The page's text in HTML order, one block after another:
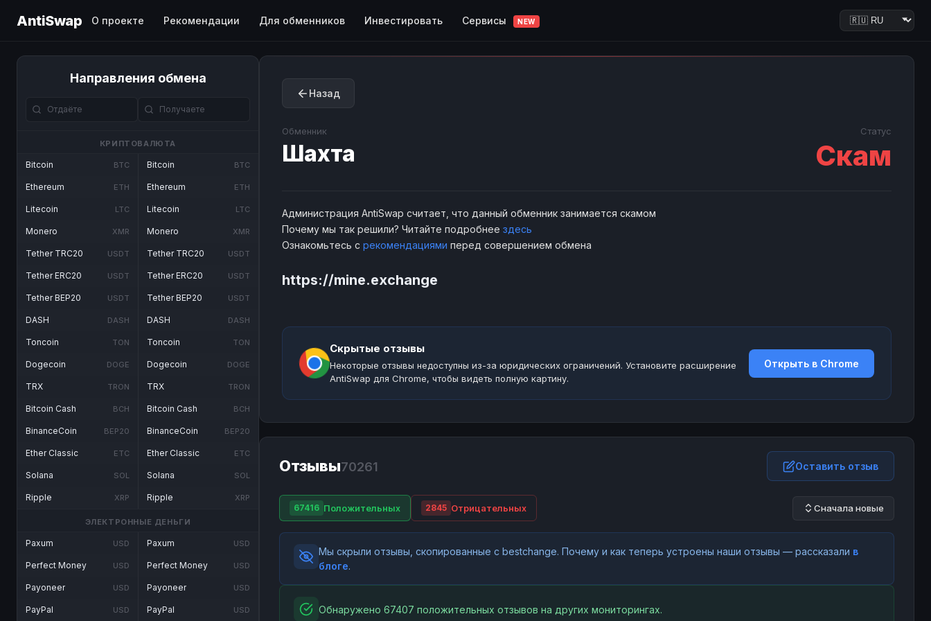
AntiSwap О проекте Рекомендации Для обменников Инвестировать Сервисы NEW
Направления обмена
КРИПТОВАЛЮТА
Bitcoin BTC
Ethereum ETH
Litecoin LTC
Monero XMR
Tether TRC20 USDT
Tether ERC20 USDT
Tether BEP20 USDT
DASH DASH
Toncoin TON
Dogecoin DOGE
TRX TRON
Bitcoin Cash BCH
BinanceCoin BEP20
Ether Classic ETC
Solana SOL
Ripple XRP
Bitcoin BTC
Ethereum ETH
Litecoin LTC
Monero XMR
Tether TRC20 USDT
Tether ERC20 USDT
Tether BEP20 USDT
DASH DASH
Toncoin TON
Dogecoin DOGE
TRX TRON
Bitcoin Cash BCH
BinanceCoin BEP20
Ether Classic ETC
Solana SOL
Ripple XRP
ЭЛЕКТРОННЫЕ ДЕНЬГИ
Paxum USD
Perfect Money USD
Payoneer USD
PayPal USD
Paxum USD
Perfect Money USD
Payoneer USD
PayPal USD
Назад
Обменник
Шахта
Статус
Скам
Администрация AntiSwap считает, что данный обменник занимается скамом
Почему мы так решили? Читайте подробнее здесь
Ознакомьтесь с рекомендациями перед совершением обмена
https://mine.exchange
Скрытые отзывы
Некоторые отзывы недоступны из-за юридических ограничений. Установите расширение
AntiSwap для Chrome, чтобы видеть полную картину.
Открыть в Chrome
Отзывы70261 Оставить отзыв
67416 Положительных 2845 Отрицательных Сначала новые
Мы скрыли отзывы, скопированные с bestchange. Почему и как теперь устроены наши отзывы — рассказали в
блоге.
Обнаружено 67407 положительных отзывов на других мониторингах.